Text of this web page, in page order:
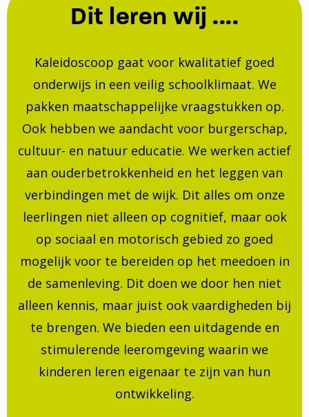
Dit leren wij ....
Kaleidoscoop gaat voor kwalitatief goed
onderwijs in een veilig schoolklimaat. We
pakken maatschappelijke vraagstukken op.
Ook hebben we aandacht voor burgerschap,
cultuur- en natuur educatie. We werken actief
aan ouderbetrokkenheid en het leggen van
verbindingen met de wijk. Dit alles om onze
leerlingen niet alleen op cognitief, maar ook
op sociaal en motorisch gebied zo goed
mogelijk voor te bereiden op het meedoen in
de samenleving. Dit doen we door hen niet
alleen kennis, maar juist ook vaardigheden bij
te brengen. We bieden een uitdagende en
stimulerende leeromgeving waarin we
kinderen leren eigenaar te zijn van hun
ontwikkeling.